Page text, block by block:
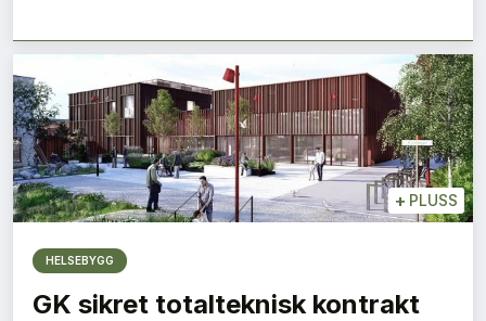
+ PLUSS
HELSEBYGG
GK sikret totalteknisk kontrakt